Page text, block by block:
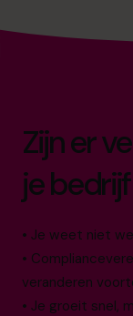
Zijn er
je
• Je weet niet
•
veranderen
• Je groeit snel,